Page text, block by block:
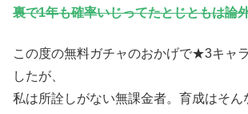
裏で1年も確率いじってたとじともは論
この度の無料ガチャのおかげで★3キャ
したが、
私は所詮しがない無課金者。育成はそん